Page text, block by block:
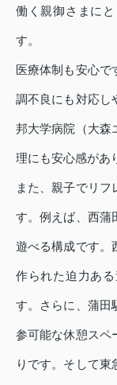
働く親御さまに
す。
医療体制も安心で
調不良にも対応し
邦大学病院（大森
理にも安心感があ
また、親子でリフ
す。例えば、西蒲
遊べる構成です。
作られた迫力あ
す。さらに、蒲田
参可能な休憩スペ
りです。そして東